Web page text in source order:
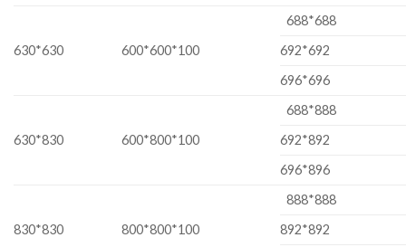
630*630 600*600*100
688*688
692*692
696*696
630*830 600*800*100
688*888
692*892
696*896
830*830 800*800*100
888*888
892*892